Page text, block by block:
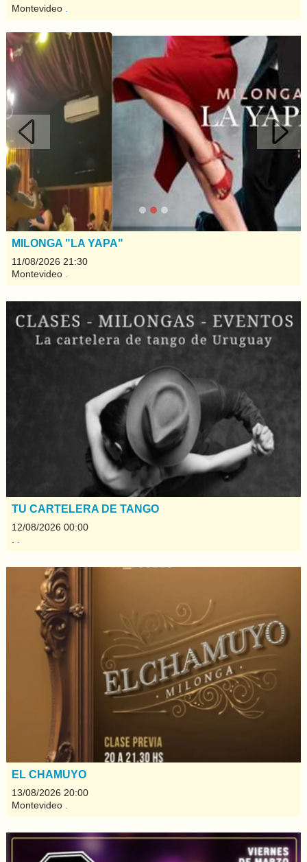
Montevideo
Anterior
MILONGA "LA YAPA"
11/08/2026 21:30
Montevideo
TU CARTELERA DE TANGO
12/08/2026 00:00
EL CHAMUYO
13/08/2026 20:00
Montevideo